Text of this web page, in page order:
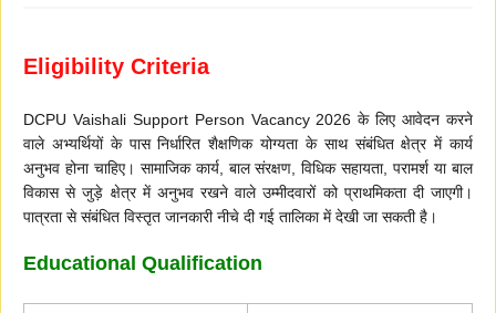
Eligibility Criteria
DCPU Vaishali Support Person Vacancy 2026 के लिए आवेदन करने
वाले अभ्यर्थियों के पास निर्धारित शैक्षणिक योग्यता के साथ संबंधित क्षेत्र में कार्य
अनुभव होना चाहिए। सामाजिक कार्य, बाल संरक्षण, विधिक सहायता, परामर्श या बाल
विकास से जुड़े क्षेत्र में अनुभव रखने वाले उम्मीदवारों को प्राथमिकता दी जाएगी।
पात्रता से संबंधित विस्तृत जानकारी नीचे दी गई तालिका में देखी जा सकती है।
Educational Qualification